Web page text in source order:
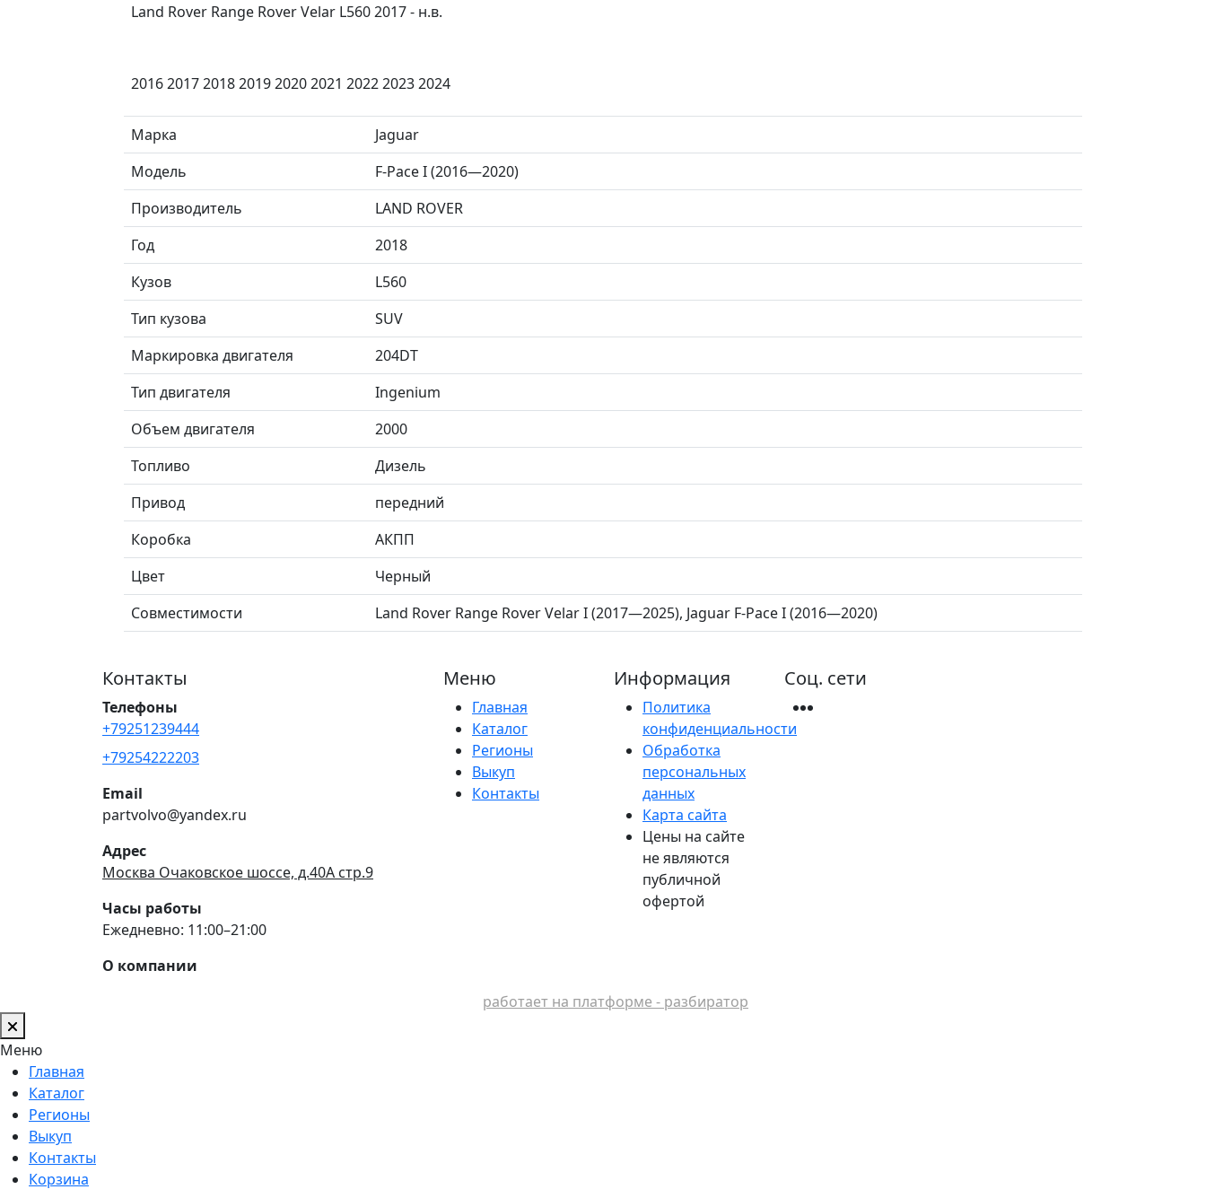
Land Rover Range Rover Velar L560 2017 - н.в.
2016 2017 2018 2019 2020 2021 2022 2023 2024
Марка
Jaguar
Модель
F-Pace I (2016—2020)
Производитель
LAND ROVER
Год
2018
Кузов
L560
Тип кузова
SUV
Маркировка двигателя
204DT
Тип двигателя
Ingenium
Объем двигателя
2000
Топливо
Дизель
Привод
передний
Коробка
АКПП
Цвет
Черный
Совместимости
Land Rover Range Rover Velar I (2017—2025), Jaguar F-Pace I (2016—2020)
Контакты
Телефоны
+79251239444
+79254222203
Email
partvolvo@yandex.ru
Адрес
Москва Очаковское шоссе, д.40А стр.9
Часы работы
Ежедневно: 11:00–21:00
О компании
Меню
Главная
Каталог
Регионы
Выкуп
Контакты
Информация
Политика
конфиденциальности
Обработка
персональных
данных
Карта сайта
Цены на сайте
не являются
публичной
офертой
Соц. сети
работает на платформе - разбиратор
Меню
Главная
Каталог
Регионы
Выкуп
Контакты
Корзина